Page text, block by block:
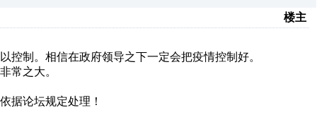
楼主
控制。相信在政府领导之下一定会把疫情控制好。
常之大。
据论坛规定处理！